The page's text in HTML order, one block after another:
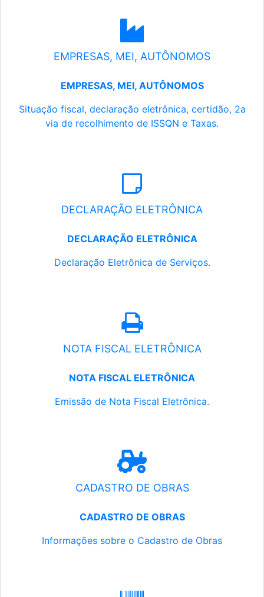
EMPRESAS, MEI, AUTÔNOMOS
EMPRESAS, MEI, AUTÔNOMOS
Situação fiscal, declaração eletrônica, certidão, 2a
via de recolhimento de ISSQN e Taxas.
DECLARAÇÃO ELETRÔNICA
DECLARAÇÃO ELETRÔNICA
Declaração Eletrônica de Serviços.
NOTA FISCAL ELETRÔNICA
NOTA FISCAL ELETRÔNICA
Emissão de Nota Fiscal Eletrônica.
CADASTRO DE OBRAS
CADASTRO DE OBRAS
Informações sobre o Cadastro de Obras